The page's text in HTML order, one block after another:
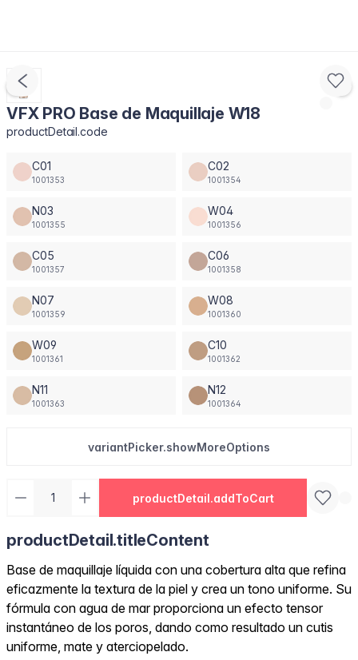
VFX PRO Base de Maquillaje W18
productDetail.code
C01
1001353
C02
1001354
N03
1001355
W04
1001356
C05
1001357
C06
1001358
N07
1001359
W08
1001360
W09
1001361
C10
1001362
N11
1001363
N12
1001364
variantPicker.showMoreOptions
productDetail.addToCart
productDetail.titleContent
Base de maquillaje líquida con una cobertura alta que refina
eficazmente la textura de la piel y crea un tono uniforme. Su
fórmula con agua de mar proporciona un efecto tensor
instantáneo de los poros, dando como resultado un cutis
uniforme, mate y aterciopelado.